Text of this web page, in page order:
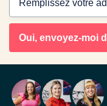
Oui, envoyez-moi